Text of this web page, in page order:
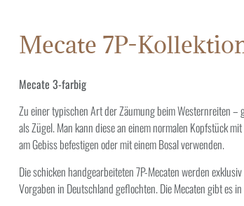
Mecate 7P-
Mecate 3-farbig
Zu einer typischen Art der Zäumung beim Westernreiten –
als Zügel. Man kann diese an einem normalen Kopfstück
am Gebiss befestigen oder mit einem Bosal verwenden.
Die schicken handgearbeiteten 7P-Mecaten werden
Vorgaben in Deutschland geflochten. Die Mecaten gibt es